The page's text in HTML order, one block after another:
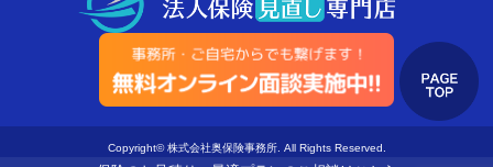
Copyright© 株式会社奥保険事務所. All Rights Reserved.